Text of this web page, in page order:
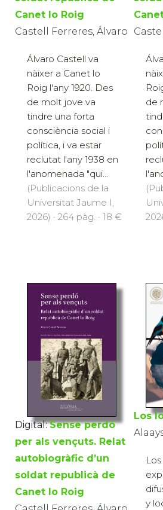
Canet lo Roig
Castell Ferreres, Álvaro
Álvaro Castell va
nàixer a Canet lo
Roig l'any 1920. Des
de molt jove va
tindre una forta
consciència social i
política, i va estar
reclutat l'any 1938 en
l'anomenada "qui...
(Publicacions de la
Universitat Jaume I,
2026) · 264 pàg. · 18 €
de
Digital: Sense perdó
per als vençuts. Relat
autobiogràfic d’un
soldat republicà de
Canet lo Roig
Los
y